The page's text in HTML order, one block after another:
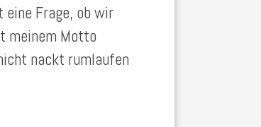
Frage, ob wir
meinem Motto
nackt rumlaufen